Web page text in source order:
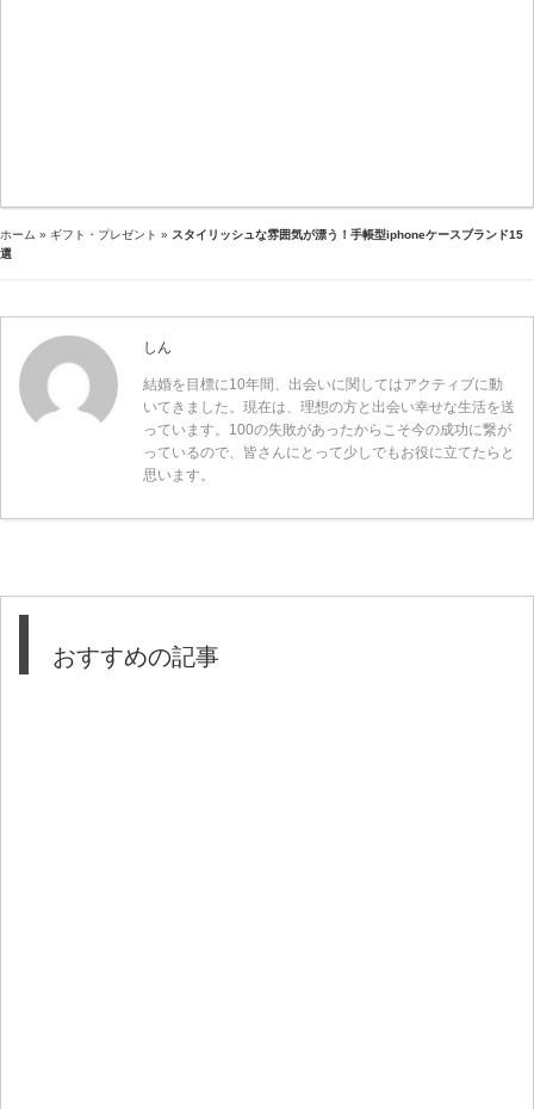
ホーム » ギフト・プレゼント » スタイリッシュな雰囲気が漂う！手帳型iphoneケースブランド15
選
しん
結婚を目標に10年間、出会いに関してはアクティブに動
いてきました。現在は、理想の方と出会い幸せな生活を送
っています。100の失敗があったからこそ今の成功に繋が
っているので、皆さんにとって少しでもお役に立てたらと
思います。
おすすめの記事